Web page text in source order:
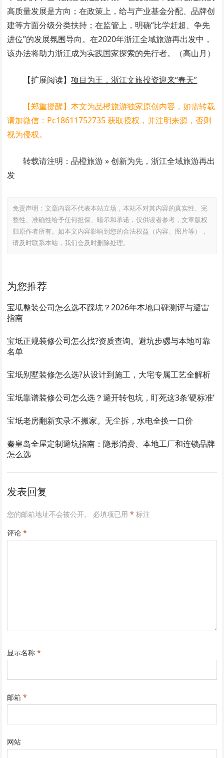
高质量发展是方向；在政策上，给与产业基金分配、品牌创
建等方面分级分类扶持；在监管上，明确“比学赶超、争先
进位”的发展氛围导向。在2020年浙江全域旅游再出发中，
该办法将助力浙江成为实践国家探索的先行者。（高山月）
【扩展阅读】项目为王，浙江文旅投资迎来“春天”
【郑重提醒】本文为品橙旅游独家原创内容，如需转载
请加微信：Pc18611752735 获取授权，并注明来源，否则
视为侵权。
转载请注明：品橙旅游 » 创新为先，浙江全域旅游再出
发
免责声明：文章内容不代表本站立场，本站不对其内容的真实性、完
整性、准确性给予任何担保、暗示和承诺，仅供读者参考，文章版权
归原作者所有。如本文内容影响到您的合法权益（内容、图片等），
请及时联系本站，我们会及时删除处理。
为您推荐
宝坻整装公司怎么选不踩坑？2026年本地口碑测评与避雷
指南
宝坻正规装修公司怎么找?资质查询。避坑步骡与本地可靠
名单
宝坻别墅装修怎么选?从设计到施工，大宅专属工艺全解析
宝坻靠谱装修公司怎么选？避开转包坑，盯死这3条‘硬标准’
宝坻老房翻新实录:不搬家。无尘拆，水电全换一口价
秦皇岛全屋定制避坑指南：隐形消费、本地工厂和连锁品牌
怎么选
发表回复
您的邮箱地址不会被公开。 必填项已用* 标注
评论*
显示名称*
邮箱*
网站